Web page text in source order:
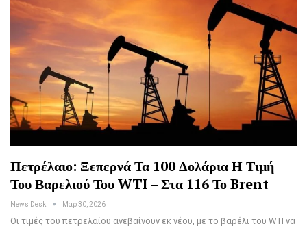
Πετρέλαιο: Ξεπερνά Τα 100 Δολάρια Η Τιμή
Του Βαρελιού Του WTI – Στα 116 Το Brent
News Desk Μαρ 30, 2026
Οι τιμές του πετρελαίου ανεβαίνουν εκ νέου, με το βαρέλι του WTI να